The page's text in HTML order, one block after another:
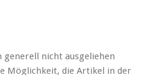
nicht ausgeliehen
Möglichkeit, die Artikel in der